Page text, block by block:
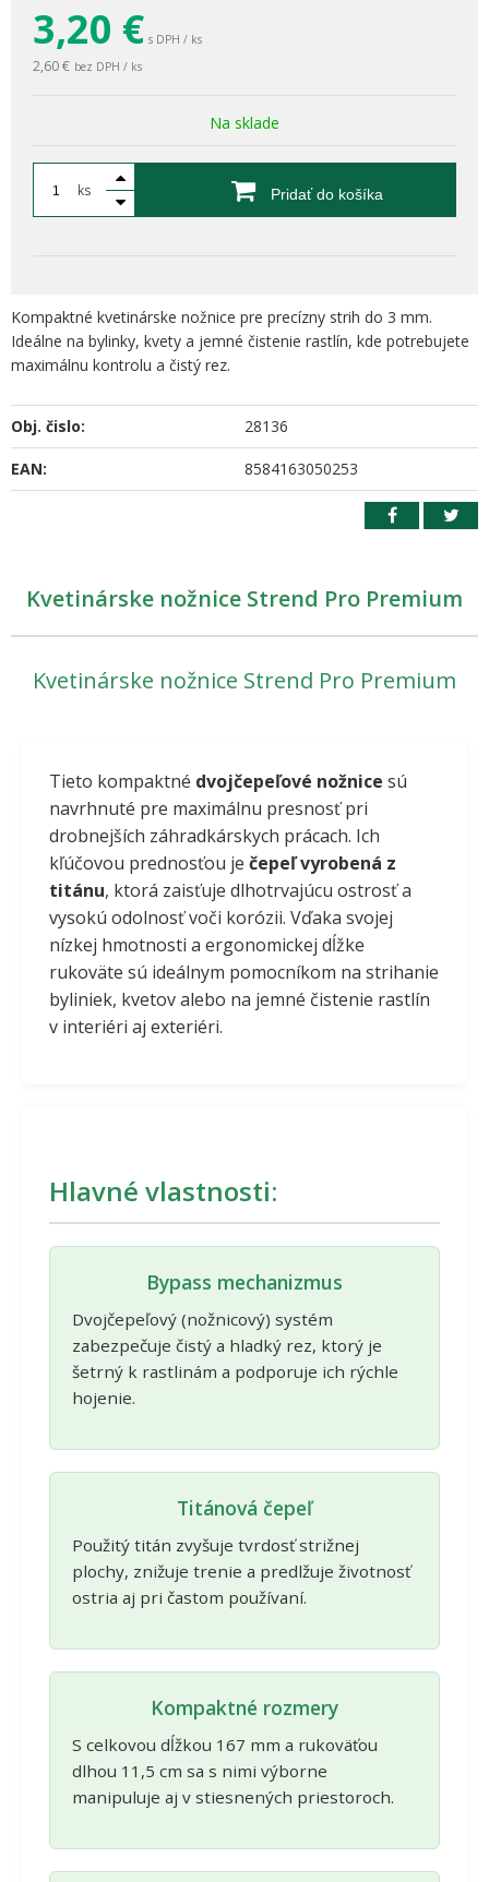
3,20 € s DPH / ks
2,60 € bez DPH / ks
Na sklade
ks Pridať do košíka
Kompaktné kvetinárske nožnice pre precízny strih do 3 mm.
Ideálne na bylinky, kvety a jemné čistenie rastlín, kde potrebujete
maximálnu kontrolu a čistý rez.
Obj. čislo: 28136
EAN: 8584163050253
Kvetinárske nožnice Strend Pro Premium
Kvetinárske nožnice Strend Pro Premium
Tieto kompaktné dvojčepeľové nožnice sú
navrhnuté pre maximálnu presnosť pri
drobnejších záhradkárskych prácach. Ich
kľúčovou prednosťou je čepeľ vyrobená z
titánu, ktorá zaisťuje dlhotrvajúcu ostrosť a
vysokú odolnosť voči korózii. Vďaka svojej
nízkej hmotnosti a ergonomickej dĺžke
rukoväte sú ideálnym pomocníkom na strihanie
byliniek, kvetov alebo na jemné čistenie rastlín
v interiéri aj exteriéri.
Hlavné vlastnosti:
Bypass mechanizmus
Dvojčepeľový (nožnicový) systém
zabezpečuje čistý a hladký rez, ktorý je
šetrný k rastlinám a podporuje ich rýchle
hojenie.
Titánová čepeľ
Použitý titán zvyšuje tvrdosť strižnej
plochy, znižuje trenie a predlžuje životnosť
ostria aj pri častom používaní.
Kompaktné rozmery
S celkovou dĺžkou 167 mm a rukoväťou
dlhou 11,5 cm sa s nimi výborne
manipuluje aj v stiesnených priestoroch.